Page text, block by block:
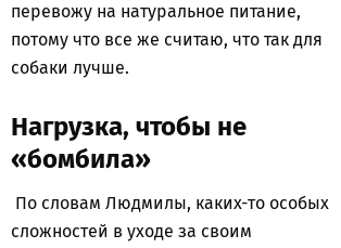
перевожу на натуральное питание,
потому что все же считаю, что так для
собаки лучше.
Нагрузка, чтобы не
«бомбила»
По словам Людмилы, каких-то особых
сложностей в уходе за своим